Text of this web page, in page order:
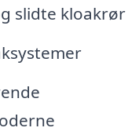
slidte kloakrør